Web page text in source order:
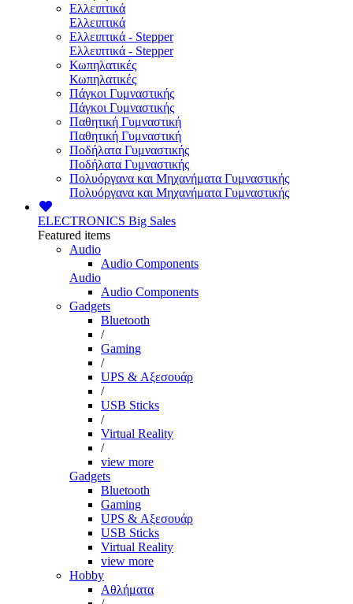
Ελλειπτικά
Ελλειπτικά
Ελλειπτικά - Stepper
Ελλειπτικά - Stepper
Κωπηλατικές
Κωπηλατικές
Πάγκοι Γυμναστικής
Πάγκοι Γυμναστικής
Παθητική Γυμναστική
Παθητική Γυμναστική
Ποδήλατα Γυμναστικής
Ποδήλατα Γυμναστικής
Πολυόργανα και Μηχανήματα Γυμναστικής
Πολυόργανα και Μηχανήματα Γυμναστικής
ELECTRONICS Big Sales
Featured items
Audio
Audio Components
Audio
Audio Components
Gadgets
Bluetooth
/
Gaming
/
UPS & Αξεσουάρ
/
USB Sticks
/
Virtual Reality
/
view more
Gadgets
Bluetooth
Gaming
UPS & Αξεσουάρ
USB Sticks
Virtual Reality
view more
Hobby
Αθλήματα